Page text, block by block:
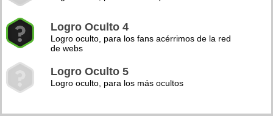
Logro Oculto 4
Logro oculto, para los fans acérrimos de la red
de webs
Logro Oculto 5
Logro oculto, para los más ocultos